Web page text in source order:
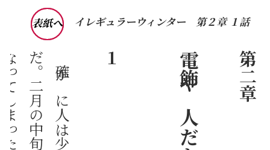
表紙へ イレギュラーウィンター 第２章 １話
第二章
１